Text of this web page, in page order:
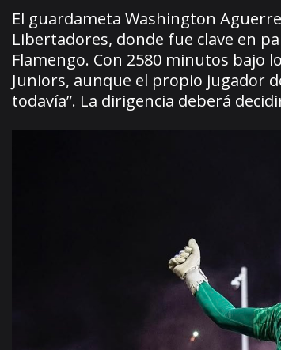
El guardameta Washington
Libertadores, donde fue clave en
Flamengo. Con 2580 minutos bajo
Juniors, aunque el propio jugador
todavía”. La dirigencia deberá